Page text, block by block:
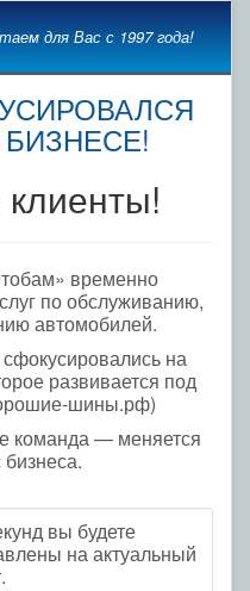
для Вас с 1997 года!
временно
по обслуживанию,
автомобилей.
на
развивается под
шины.рф)
команда — меняется
вы будете
на актуальный